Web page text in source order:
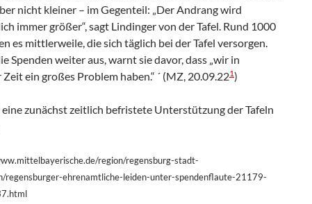
nicht kleiner – im Gegenteil: „Der Andrang wird
immer größer“, sagt Lindinger von der Tafel. Rund 1000
es mittlerweile, die sich täglich bei der Tafel versorgen.
Spenden weiter aus, warnt sie davor, dass „wir in
ein großes Problem haben.“ ´ (MZ, 20.09.221)
zunächst zeitlich befristete Unterstützung der Tafeln
region/regensburg-stadt-
regensburger-ehrenamtliche-leiden-unter-spendenflaute-21179-